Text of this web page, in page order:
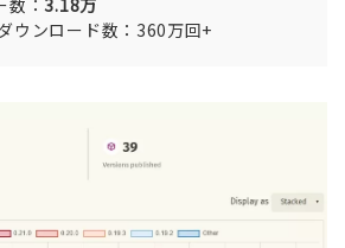
数：3.18万
ウンロード数：360万回+